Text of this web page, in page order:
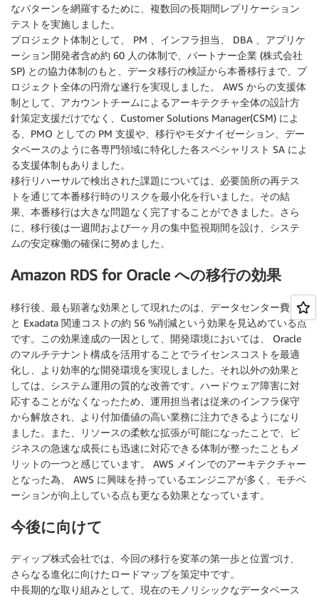
なパターンを網羅するために、複数回の長期間レプリケーション
テストを実施しました。
プロジェクト体制として、 PM 、インフラ担当、 DBA 、アプリケ
ーション開発者含め約 60 人の体制で、パートナー企業 (株式会社
SP) との協力体制のもと、データ移行の検証から本番移行まで、プ
ロジェクト全体の円滑な遂行を実現しました。 AWS からの支援体
制として、アカウントチームによるアーキテクチャ全体の設計方
針策定支援だけでなく、Customer Solutions Manager(CSM) によ
る、PMO としての PM 支援や、移行やモダナイゼーション、デー
タベースのように各専門領域に特化した各スペシャリスト SA によ
る支援体制もありました。
移行リハーサルで検出された課題については、必要箇所の再テス
トを通じて本番移行時のリスクを最小化を行いました。その結
果、本番移行は大きな問題なく完了することができました。さら
に、移行後は一週間および一ヶ月の集中監視期間を設け、システ
ムの安定稼働の確保に努めました。
Amazon RDS for Oracle への移行の効果
移行後、最も顕著な効果として現れたのは、データセンター費用
と Exadata 関連コストの約 56 %削減という効果を見込めている点
です。この効果達成の一因として、開発環境においては、 Oracle
のマルチテナント構成を活用することでライセンスコストを最適
化し、より効率的な開発環境を実現しました。それ以外の効果と
しては、システム運用の質的な改善です。ハードウェア障害に対
応することがなくなったため、運用担当者は従来のインフラ保守
から解放され、より付加価値の高い業務に注力できるようになり
ました。また、リソースの柔軟な拡張が可能になったことで、ビ
ジネスの急速な成長にも迅速に対応できる体制が整ったこともメ
リットの一つと感じています。 AWS メインでのアーキテクチャー
となった為、 AWS に興味を持っているエンジニアが多く、モチベ
ーションが向上している点も更なる効果となっています。
今後に向けて
ディップ株式会社では、今回の移行を変革の第一歩と位置づけ、
さらなる進化に向けたロードマップを策定中です。
中長期的な取り組みとして、現在のモノリシックなデータベース